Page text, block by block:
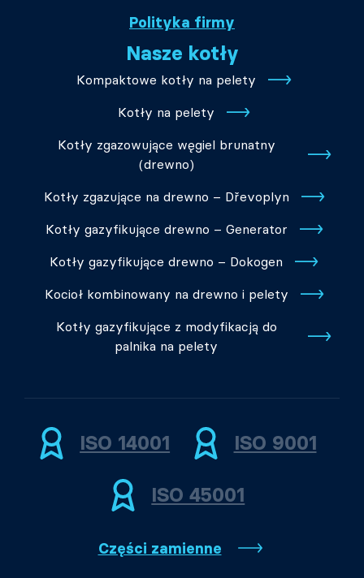
Polityka firmy
Nasze kotły
Kompaktowe kotły na pelety
Kotły na pelety
Kotły zgazowujące węgiel brunatny
(drewno)
Kotły zgazujące na drewno – Dřevoplyn
Kotły gazyfikujące drewno – Generator
Kotły gazyfikujące drewno – Dokogen
Kocioł kombinowany na drewno i pelety
Kotły gazyfikujące z modyfikacją do
palnika na pelety
ISO 14001 ISO 9001
ISO 45001
Części zamienne